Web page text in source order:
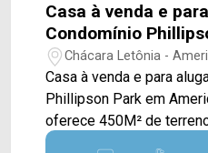
Casa à venda e
Condomínio
Americana/SP
Chácara Letônia -
Casa à venda e para
Phillipson Park em Americana/
oferece 450M² de
construção, possuindo